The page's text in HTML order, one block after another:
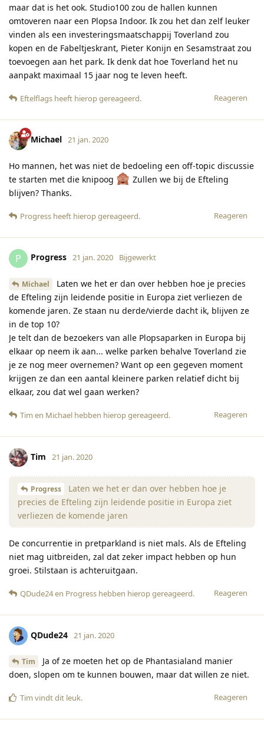
maar dat is het ook. Studio100 zou de hallen kunnen
omtoveren naar een Plopsa Indoor. Ik zou het dan zelf leuker
vinden als een investeringsmaatschappij Toverland zou
kopen en de Fabeltjeskrant, Pieter Konijn en Sesamstraat zou
toevoegen aan het park. Ik denk dat hoe Toverland het nu
aanpakt maximaal 15 jaar nog te leven heeft.
Reageren
Eftelflags heeft hierop gereageerd.
Michael 21 jan. 2020
Ho mannen, het was niet de bedoeling een off-topic discussie
te starten met die knipoog
Zullen we bij de Efteling
blijven? Thanks.
Reageren
Progress heeft hierop gereageerd.
P Progress 21 jan. 2020 Bijgewerkt
Michael
Laten we het er dan over hebben hoe je precies
de Efteling zijn leidende positie in Europa ziet verliezen de
komende jaren. Ze staan nu derde/vierde dacht ik, blijven ze
in de top 10?
Je telt dan de bezoekers van alle Plopsaparken in Europa bij
elkaar op neem ik aan... welke parken behalve Toverland zie
je ze nog meer overnemen? Want op een gegeven moment
krijgen ze dan een aantal kleinere parken relatief dicht bij
elkaar, zou dat wel gaan werken?
Reageren
Tim en Michael hebben hierop gereageerd.
Tim 21 jan. 2020
Progress
Laten we het er dan over hebben hoe je
precies de Efteling zijn leidende positie in Europa ziet
verliezen de komende jaren
De concurrentie in pretparkland is niet mals. Als de Efteling
niet mag uitbreiden, zal dat zeker impact hebben op hun
groei. Stilstaan is achteruitgaan.
Reageren
QDude24en Progress hebben hierop gereageerd.
QDude24 21 jan. 2020
Tim
Ja of ze moeten het op de Phantasialand manier
doen, slopen om te kunnen bouwen, maar dat willen ze niet.
Reageren
Tim vindt dit leuk.